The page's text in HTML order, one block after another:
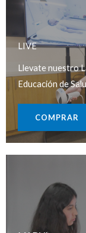
LIVE
Llevate nuestro
Educación de
COMPRAR